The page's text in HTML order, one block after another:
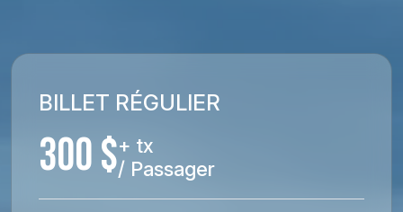
BILLET RÉGULIER
300 $+ tx
/ Passager